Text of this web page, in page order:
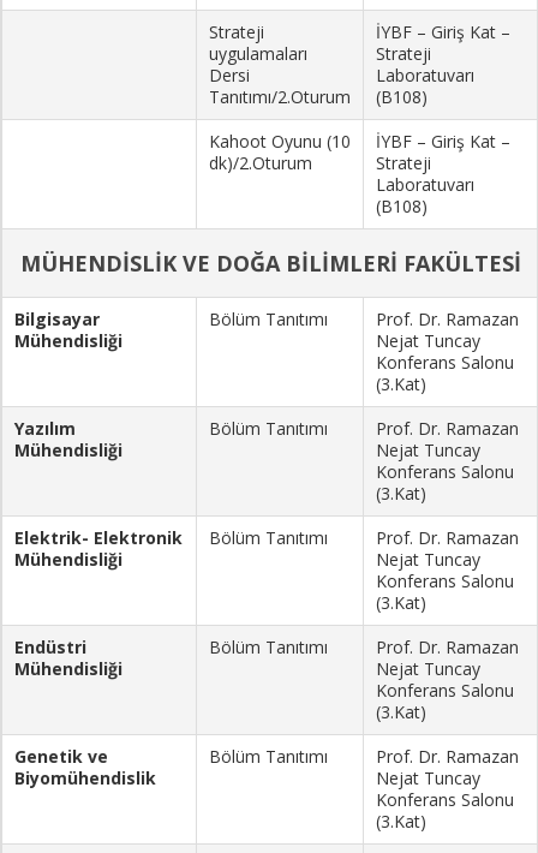
Strateji
uygulamaları
Dersi
Tanıtımı/2.Oturum
İYBF – Giriş Kat –
Strateji
Laboratuvarı
(B108)
Kahoot Oyunu (10
dk)/2.Oturum
İYBF – Giriş Kat –
Strateji
Laboratuvarı
(B108)
MÜHENDİSLİK VE DOĞA BİLİMLERİ FAKÜLTESİ
Bilgisayar
Mühendisliği
Bölüm Tanıtımı
Prof. Dr. Ramazan
Nejat Tuncay
Konferans Salonu
(3.Kat)
Yazılım
Mühendisliği
Bölüm Tanıtımı
Prof. Dr. Ramazan
Nejat Tuncay
Konferans Salonu
(3.Kat)
Elektrik- Elektronik
Mühendisliği
Bölüm Tanıtımı
Prof. Dr. Ramazan
Nejat Tuncay
Konferans Salonu
(3.Kat)
Endüstri
Mühendisliği
Bölüm Tanıtımı
Prof. Dr. Ramazan
Nejat Tuncay
Konferans Salonu
(3.Kat)
Genetik ve
Biyomühendislik
Bölüm Tanıtımı
Prof. Dr. Ramazan
Nejat Tuncay
Konferans Salonu
(3.Kat)